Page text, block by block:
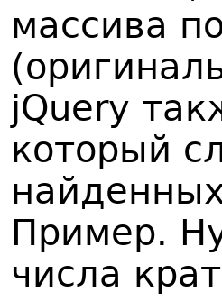
массива
jQuery
который
Пример.
числа